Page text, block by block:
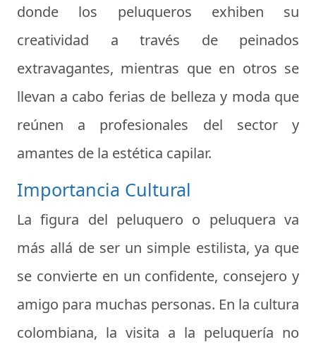
donde los peluqueros exhiben su
creatividad a través de peinados
extravagantes, mientras que en otros se
llevan a cabo ferias de belleza y moda que
reúnen a profesionales del sector y
amantes de la estética capilar.
Importancia Cultural
La figura del peluquero o peluquera va
más allá de ser un simple estilista, ya que
se convierte en un confidente, consejero y
amigo para muchas personas. En la cultura
colombiana, la visita a la peluquería no